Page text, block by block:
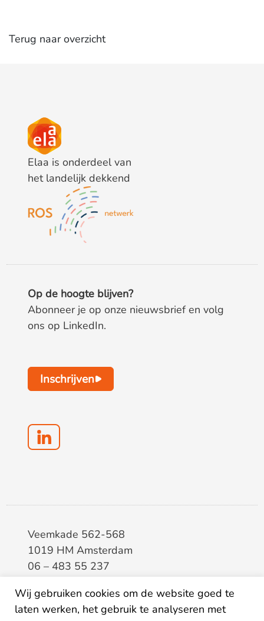
Terug naar overzicht
Elaa is onderdeel van
het landelijk dekkend
Op de hoogte blijven?
Abonneer je op onze nieuwsbrief en volg
ons op LinkedIn.
Inschrijven
Veemkade 562-568
1019 HM Amsterdam
06 – 483 55 237
BTW8133.20.343.B.01
Wij gebruiken cookies om de website goed te
laten werken, het gebruik te analyseren met